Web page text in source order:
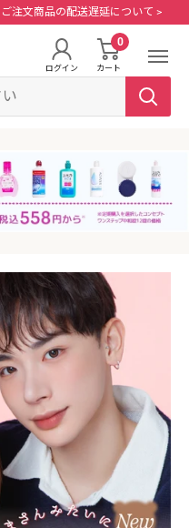
注文商品の配送遅延について >
ログイン
0
カート
録はこちら
じアカウントをご利用いただけま
ソン